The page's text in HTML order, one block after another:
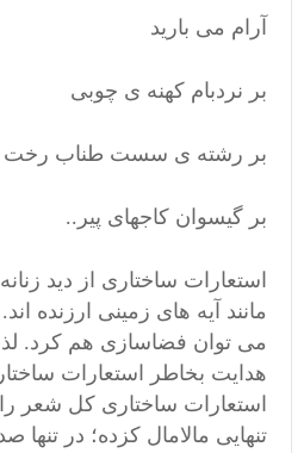
آرام می بارید
بر نردبام کهنه ی چوبی
بر رشته ی سست طناب رخت
بر گیسوان کاجهای پیر..
استعارات ساختاری از دید
مانند آیه های زمینی ارزنده
می توان فضاسازی هم کرد.
هدایت بخاطر استعارات
استعارات ساختاری کل شعر را
تنهایی مالامال کزده؛ در